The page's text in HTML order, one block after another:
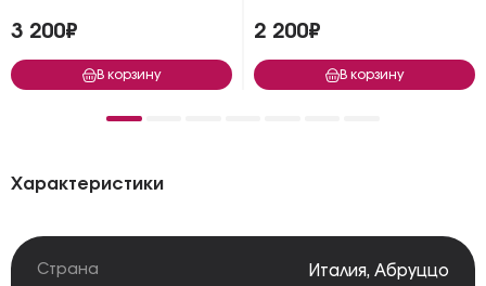
3 200₽
В корзину
2 200₽
В корзину
Характеристики
Страна Италия, Абруццо